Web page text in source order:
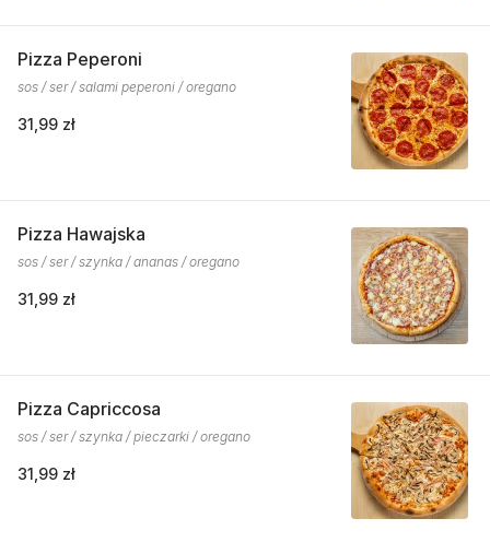
Pizza Peperoni
sos / ser / salami peperoni / oregano
31,99 zł
Pizza Hawajska
sos / ser / szynka / ananas / oregano
31,99 zł
Pizza Capriccosa
sos / ser / szynka / pieczarki / oregano
31,99 zł